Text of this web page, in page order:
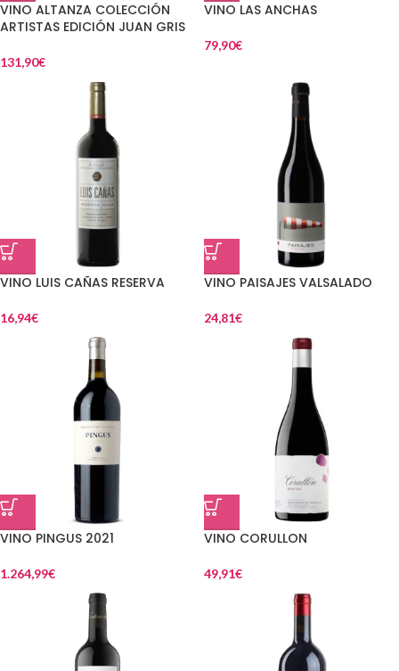
VINO ALTANZA COLECCIÓN
ARTISTAS EDICIÓN JUAN GRIS
131,90€
VINO LAS ANCHAS
79,90€
VINO LUIS CAÑAS RESERVA
16,94€
VINO PAISAJES VALSALADO
24,81€
VINO PINGUS 2021
1.264,99€
VINO CORULLON
49,91€